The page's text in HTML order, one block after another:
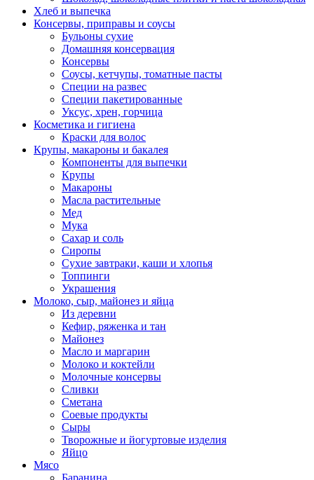
Хлеб и выпечка
Консервы, приправы и соусы
Бульоны сухие
Домашняя консервация
Консервы
Соусы, кетчупы, томатные пасты
Специи на развес
Специи пакетированные
Уксус, хрен, горчица
Косметика и гигиена
Краски для волос
Крупы, макароны и бакалея
Компоненты для выпечки
Крупы
Макароны
Масла растительные
Мед
Мука
Сахар и соль
Сиропы
Сухие завтраки, каши и хлопья
Топпинги
Украшения
Молоко, сыр, майонез и яйца
Из деревни
Кефир, ряженка и тан
Майонез
Масло и маргарин
Молоко и коктейли
Молочные консервы
Сливки
Сметана
Соевые продукты
Сыры
Творожные и йогуртовые изделия
Яйцо
Мясо
Баранина